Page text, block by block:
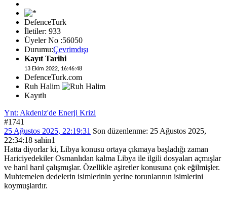
DefenceTurk
İletiler: 933
Üyeler No :56050
Durumu:Çevrimdışı
Kayıt Tarihi
13 Ekim 2022, 16:46:48
DefenceTurk.com
Ruh Halim
Kayıtlı
Ynt: Akdeniz'de Enerji Krizi
#1741
25 Ağustos 2025, 22:19:31 Son düzenlenme: 25 Ağustos 2025,
22:34:18 sahin1
Hatta diyorlar ki, Libya konusu ortaya çıkmaya başladığı zaman
Hariciyedekiler Osmanlıdan kalma Libya ile ilgili dosyaları açmışlar
ve harıl harıl çalışmışlar. Özellikle aşiretler konusuna çok eğilmişler.
Muhtemelen dedelerin isimlerinin yerine torunlarının isimlerini
koymuşlardır.